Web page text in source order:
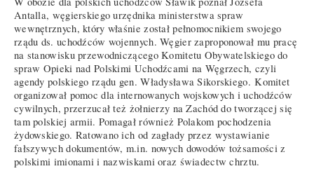
Antalla, węgierskiego urzędnika ministerstwa spraw
wewnętrznych, który właśnie został pełnomocnikiem swojego
rządu ds. uchodźców wojennych. Węgier zaproponował mu pracę
na stanowisku przewodniczącego Komitetu Obywatelskiego do
spraw Opieki nad Polskimi Uchodźcami na Węgrzech, czyli
agendy polskiego rządu gen. Władysława Sikorskiego. Komitet
organizował pomoc dla internowanych wojskowych i uchodźców
cywilnych, przerzucał też żołnierzy na Zachód do tworzącej się
tam polskiej armii. Pomagał również Polakom pochodzenia
żydowskiego. Ratowano ich od zagłady przez wystawianie
fałszywych dokumentów, m.in. nowych dowodów tożsamości z
polskimi imionami i nazwiskami oraz świadectw chrztu.